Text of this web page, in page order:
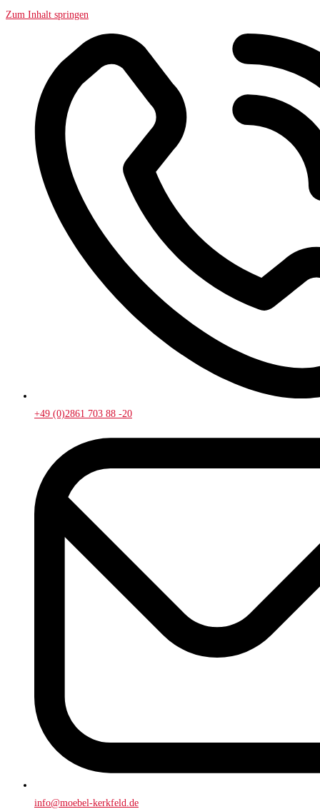
Zum Inhalt springen
+49 (0)2861 703 88 -20
info@moebel-kerkfeld.de